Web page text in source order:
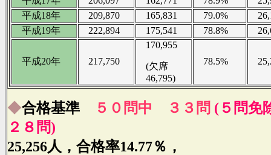
平成18年
209,870 165,831 79.0%
平成19年
222,894 175,541 78.8%
平成20年 217,750
170,955
(欠席
46,795)
78.5%
◆合格基準 ５０問中 ３３問 (５問免
２８問)
25,256人，合格率14.77％，